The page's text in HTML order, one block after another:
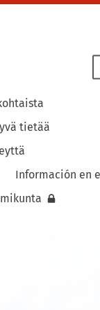
tietää
Información en